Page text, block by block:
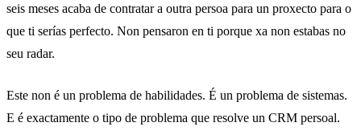
seis meses acaba de contratar a outra persoa para un proxecto para o
que ti serías perfecto. Non pensaron en ti porque xa non estabas no
seu radar.
Este non é un problema de habilidades. É un problema de sistemas.
E é exactamente o tipo de problema que resolve un CRM persoal.